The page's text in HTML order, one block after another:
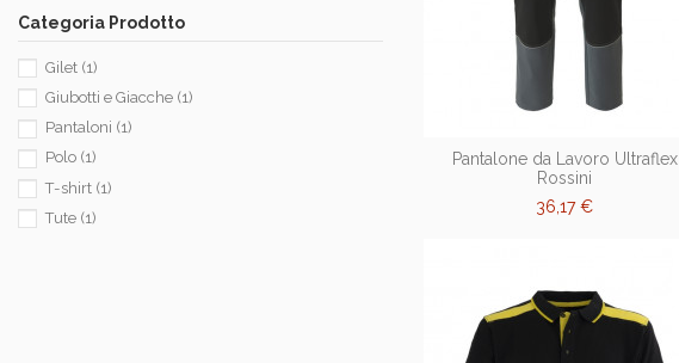
Pantalone da Lavoro Ultraflex
Rossini
36,17 €
Categoria Prodotto
Gilet (1)
Giubotti e Giacche (1)
Pantaloni (1)
Polo (1)
T-shirt (1)
Tute (1)